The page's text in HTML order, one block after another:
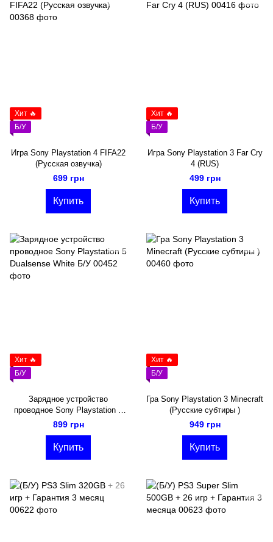
Хит 🔥
Б/У
Игра Sony Playstation 4 FIFA22
(Русская озвучка)
699 грн
Купить
Хит 🔥
Б/У
Игра Sony Playstation 3 Far Cry
4 (RUS)
499 грн
Купить
Хит 🔥
Б/У
Зарядное устройство
проводное Sony Playstation 5
Dualsense White Б/У
899 грн
Купить
Хит 🔥
Б/У
Гра Sony Playstation 3 Minecraft
(Русские субтиры )
949 грн
Купить